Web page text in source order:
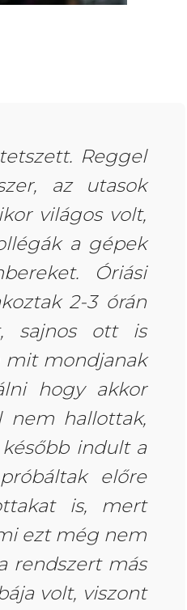
Reggel
az utasok
világos volt,
a gépek
Óriási
2-3 órán
sajnos ott is
mit mondjanak
hogy akkor
nem hallottak,
indult a
előre
is, mert
ezt még nem
rendszert más
volt, viszont